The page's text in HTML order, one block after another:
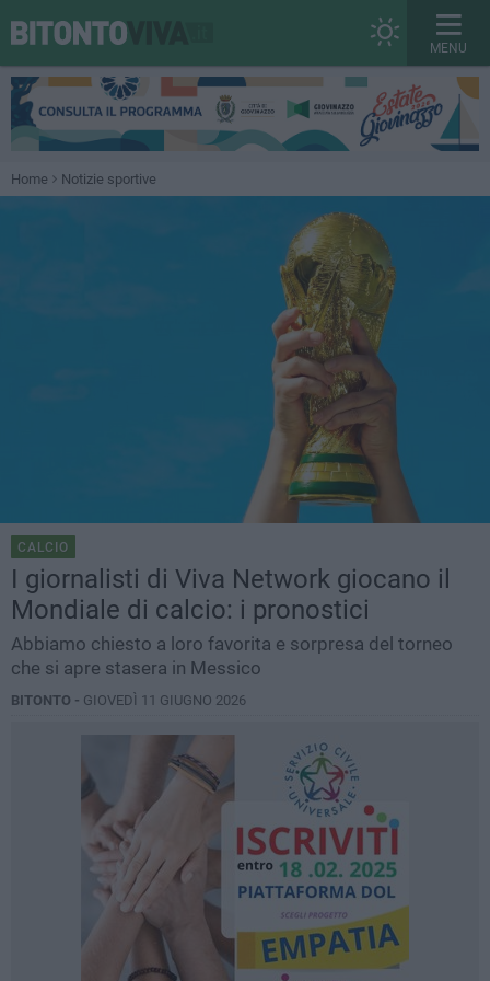
MENU
Home Notizie sportive
CALCIO
I giornalisti di Viva Network giocano il
Mondiale di calcio: i pronostici
Abbiamo chiesto a loro favorita e sorpresa del torneo
che si apre stasera in Messico
BITONTO - GIOVEDÌ 11 GIUGNO 2026